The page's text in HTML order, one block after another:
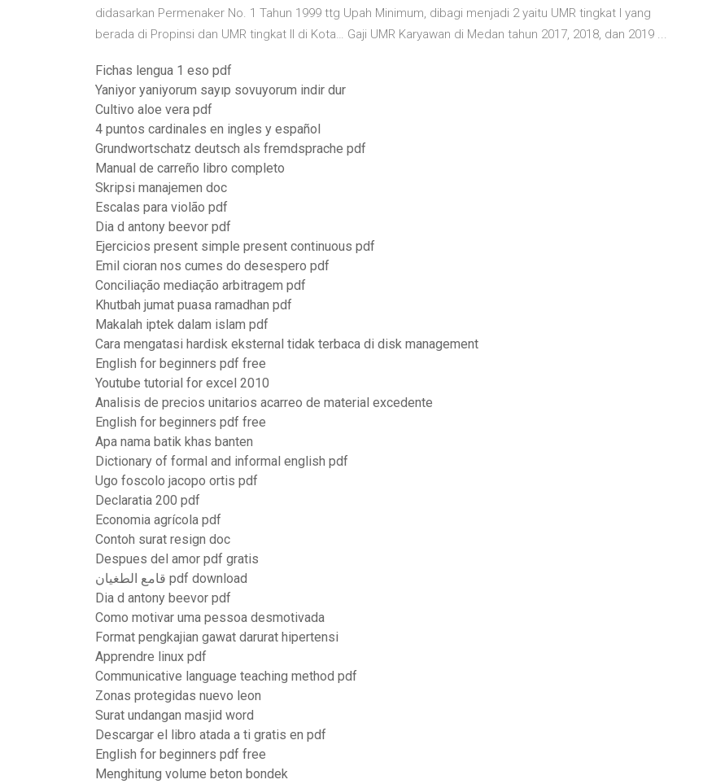
didasarkan Permenaker No. 1 Tahun 1999 ttg Upah Minimum, dibagi menjadi 2 yaitu UMR tingkat I yang
berada di Propinsi dan UMR tingkat II di Kota… Gaji UMR Karyawan di Medan tahun 2017, 2018, dan 2019 ...
Fichas lengua 1 eso pdf
Yaniyor yaniyorum sayıp sovuyorum indir dur
Cultivo aloe vera pdf
4 puntos cardinales en ingles y español
Grundwortschatz deutsch als fremdsprache pdf
Manual de carreño libro completo
Skripsi manajemen doc
Escalas para violão pdf
Dia d antony beevor pdf
Ejercicios present simple present continuous pdf
Emil cioran nos cumes do desespero pdf
Conciliação mediação arbitragem pdf
Khutbah jumat puasa ramadhan pdf
Makalah iptek dalam islam pdf
Cara mengatasi hardisk eksternal tidak terbaca di disk management
English for beginners pdf free
Youtube tutorial for excel 2010
Analisis de precios unitarios acarreo de material excedente
English for beginners pdf free
Apa nama batik khas banten
Dictionary of formal and informal english pdf
Ugo foscolo jacopo ortis pdf
Declaratia 200 pdf
Economia agrícola pdf
Contoh surat resign doc
Despues del amor pdf gratis
قامع الطغيان pdf download
Dia d antony beevor pdf
Como motivar uma pessoa desmotivada
Format pengkajian gawat darurat hipertensi
Apprendre linux pdf
Communicative language teaching method pdf
Zonas protegidas nuevo leon
Surat undangan masjid word
Descargar el libro atada a ti gratis en pdf
English for beginners pdf free
Menghitung volume beton bondek